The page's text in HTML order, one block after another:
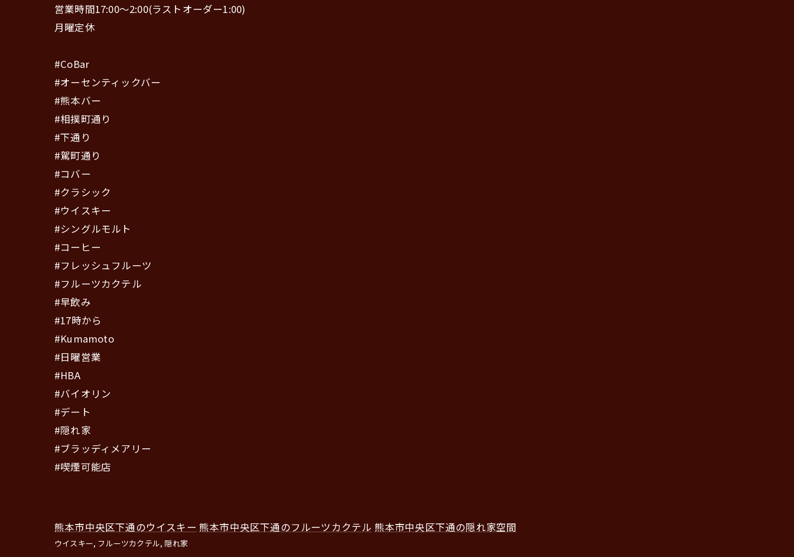
営業時間17:00〜2:00(ラストオーダー1:00)
月曜定休
#CoBar
#オーセンティックバー
#熊本バー
#相撲町通り
#下通り
#駕町通り
#コバー
#クラシック
#ウイスキー
#シングルモルト
#コーヒー
#フレッシュフルーツ
#フルーツカクテル
#早飲み
#17時から
#Kumamoto
#日曜営業
#HBA
#バイオリン
#デート
#隠れ家
#ブラッディメアリー
#喫煙可能店
熊本市中央区下通のウイスキー 熊本市中央区下通のフルーツカクテル 熊本市中央区下通の隠れ家空間
ウイスキー フルーツカクテル 隠れ家